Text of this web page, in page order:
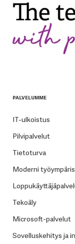
PALVELUMME
IT-ulkoistus
Pilvipalvelut
Tietoturva
Moderni
Tekoäly
Microsoft-palvelut
Sovelluskehitys ja